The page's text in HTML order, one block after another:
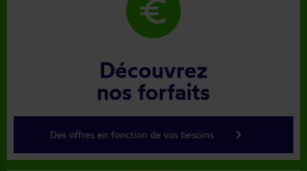
euro
Découvrez
nos forfaits
Des offres en fonction de vos besoins keyboard_arrow_right